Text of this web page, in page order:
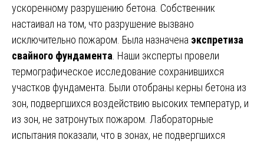
ускоренному разрушению бетона. Собственник
настаивал на том, что разрушение вызвано
исключительно пожаром. Была назначена экспретиза
свайного фундамента . Наши эксперты провели
термографическое исследование сохранившихся
участков фундамента. Были отобраны керны бетона из
зон, подвергшихся воздействию высоких температур, и
из зон, не затронутых пожаром. Лабораторные
испытания показали, что в зонах, не подвергшихся